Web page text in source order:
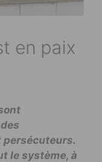
en paix
persécuteurs.
le système, à